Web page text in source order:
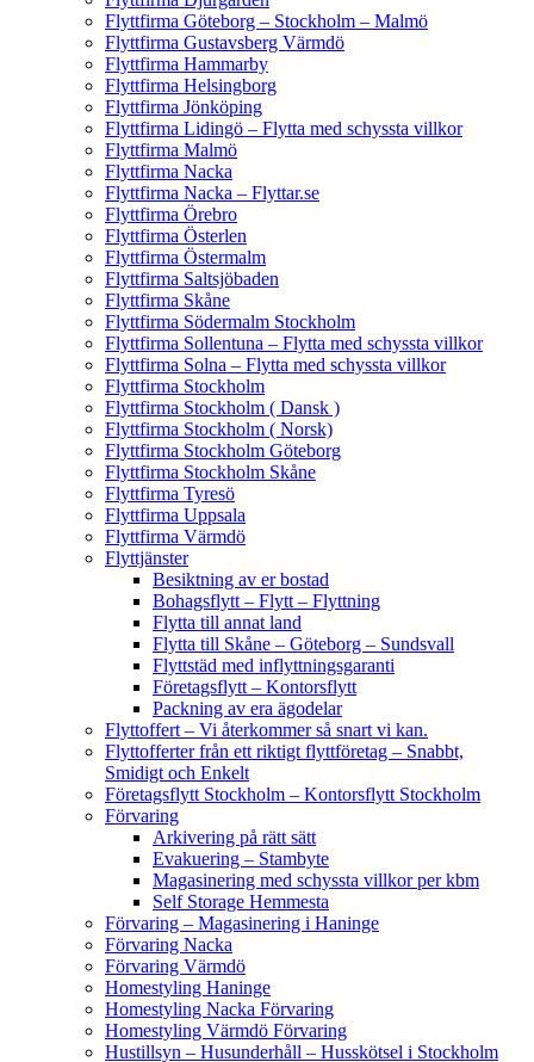
Flyttfirma Göteborg – Stockholm – Malmö
Flyttfirma Gustavsberg Värmdö
Flyttfirma Hammarby
Flyttfirma Helsingborg
Flyttfirma Jönköping
Flyttfirma Lidingö – Flytta med schyssta villkor
Flyttfirma Malmö
Flyttfirma Nacka
Flyttfirma Nacka – Flyttar.se
Flyttfirma Örebro
Flyttfirma Österlen
Flyttfirma Östermalm
Flyttfirma Saltsjöbaden
Flyttfirma Skåne
Flyttfirma Södermalm Stockholm
Flyttfirma Sollentuna – Flytta med schyssta villkor
Flyttfirma Solna – Flytta med schyssta villkor
Flyttfirma Stockholm
Flyttfirma Stockholm ( Dansk )
Flyttfirma Stockholm ( Norsk)
Flyttfirma Stockholm Göteborg
Flyttfirma Stockholm Skåne
Flyttfirma Tyresö
Flyttfirma Uppsala
Flyttfirma Värmdö
Flyttjänster
Besiktning av er bostad
Bohagsflytt – Flytt – Flyttning
Flytta till annat land
Flytta till Skåne – Göteborg – Sundsvall
Flyttstäd med inflyttningsgaranti
Företagsflytt – Kontorsflytt
Packning av era ägodelar
Flyttoffert – Vi återkommer så snart vi kan.
Flyttofferter från ett riktigt flyttföretag – Snabbt,
Smidigt och Enkelt
Företagsflytt Stockholm – Kontorsflytt Stockholm
Förvaring
Arkivering på rätt sätt
Evakuering – Stambyte
Magasinering med schyssta villkor per kbm
Self Storage Hemmesta
Förvaring – Magasinering i Haninge
Förvaring Nacka
Förvaring Värmdö
Homestyling Haninge
Homestyling Nacka Förvaring
Homestyling Värmdö Förvaring
Hustillsyn – Husunderhåll – Husskötsel i Stockholm